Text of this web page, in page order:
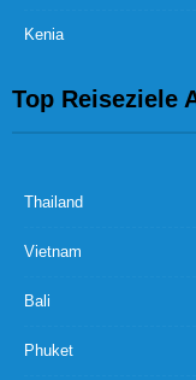
Kenia
Top Reiseziele
Thailand
Vietnam
Bali
Phuket